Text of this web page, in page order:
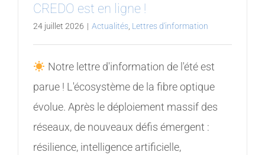
CREDO est en ligne !
24 juillet 2026 | Actualités Lettres d'information
Notre lettre d'information de l'été est
parue ! L'écosystème de la fibre optique
évolue. Après le déploiement massif des
réseaux, de nouveaux défis émergent :
résilience, intelligence artificielle,